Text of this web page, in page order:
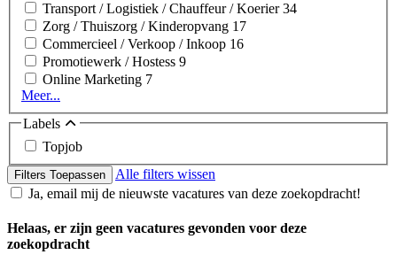
Transport / Logistiek / Chauffeur / Koerier34
Zorg / Thuiszorg / Kinderopvang 17
Commercieel / Verkoop / Inkoop 16
Promotiewerk / Hostess 9
Online Marketing 7
Meer...
Labels
Topjob
Filters Toepassen
Alle filters wissen
Ja, email mij de nieuwste vacatures van deze zoekopdracht!
Helaas, er zijn geen vacatures gevonden voor deze
zoekopdracht